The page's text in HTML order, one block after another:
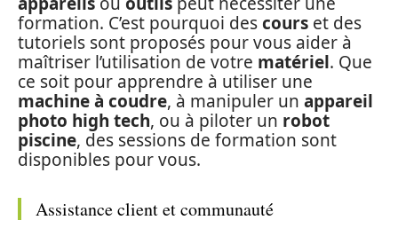
formation. C’est pourquoi descours et des
tutoriels sont proposés pour vous aider à
maîtriser l’utilisation de votre matériel. Que
ce soit pour apprendre à utiliser une
machine à coudre, à manipuler un appareil
photo high tech, ou à piloter un robot
piscine, des sessions de formation sont
disponibles pour vous.
Assistance client et communauté